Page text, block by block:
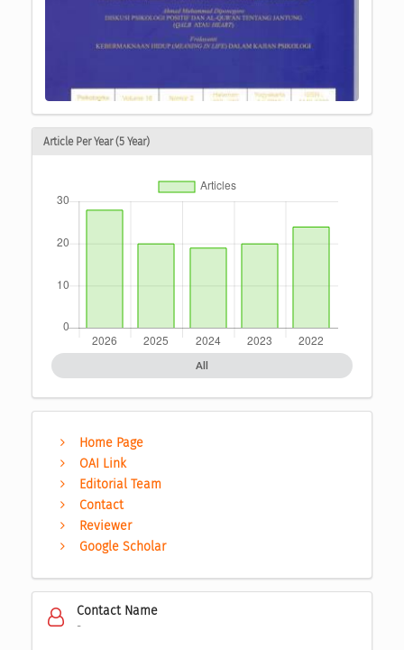
Article Per Year (5 Year)
All
Home Page
OAI Link
Editorial Team
Contact
Reviewer
Google Scholar
Contact Name
-